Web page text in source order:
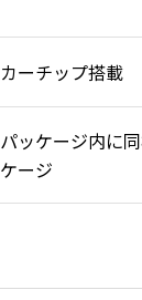
ーチップ搭載
ッケージ内に同
ージ